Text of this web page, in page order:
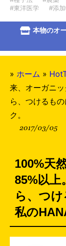
#東洋医学
#添
本物のオ
» ホーム »
来、オーガニ
ら、つけるも
ク。
2017/03/05
100%天
85%以上
ら、つ
私の